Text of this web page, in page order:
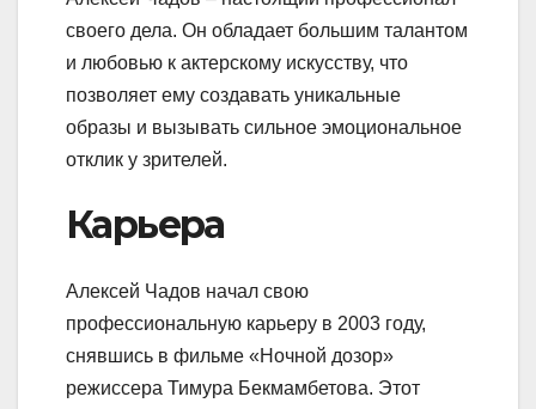
своего дела. Он обладает большим талантом
и любовью к актерскому искусству, что
позволяет ему создавать уникальные
образы и вызывать сильное эмоциональное
отклик у зрителей.
Карьера
Алексей Чадов начал свою
профессиональную карьеру в 2003 году,
снявшись в фильме «Ночной дозор»
режиссера Тимура Бекмамбетова. Этот